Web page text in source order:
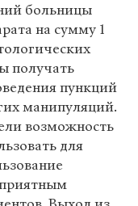
больницы
на сумму 1
получать
пункций
манипуляций.
возможность
для